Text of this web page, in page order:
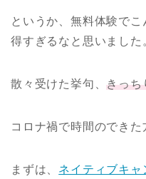
というか、無料体験で
得すぎるなと思いました
散々受けた挙句、きっち
コロナ禍で時間のできた
まずは、 ネイティブキャ